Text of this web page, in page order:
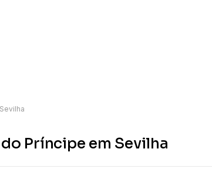
Príncipe em Sevilha